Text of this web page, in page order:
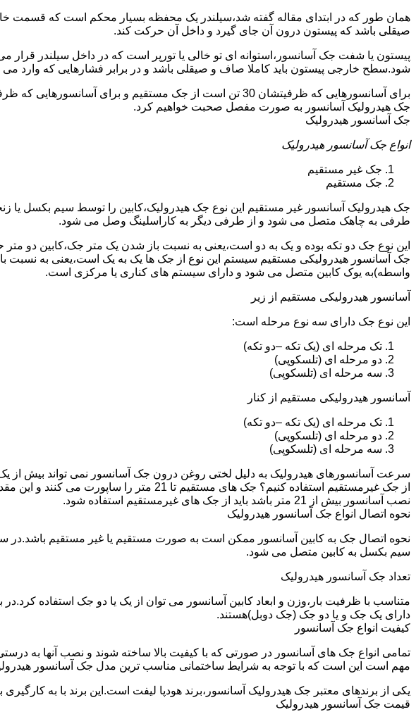
همان طور که در ابتدای مقاله گفته شد،سیلندر یک محفظه بسیار محکم است که قسمت
صیقلی باشد که پیستون درون آن جای گیرد و داخل آن حرکت کند.
پیستون یا شفت جک آسانسور،استوانه ای تو خالی یا تورپر است که در داخل سیلندر
شود.سطح خارجی پیستون باید کاملا صاف و صیقلی باشد و در برابر فشارهایی که وارد می
جک هیدرولیک آسانسور به صورت مفصل صحبت خواهیم کرد.
جک آسانسور هیدرولیک
انواع جک آسانسور هیدرولیک
جک غیر مستقیم
جک مستقیم
جک هیدرولیک آسانسور غیر مستقیم این نوع جک هیدرولیک،کابین را توسط سیم بکسل
طرفی به چاهک متصل می شود و از طرفی دیگر به کاراسلینگ وصل می شود.
این نوع جک دو تکه بوده و یک به دو است،یعنی به نسبت باز شدن یک متر جک،کابین دو
جک آسانسور هیدرولیکی مستقیم سیستم این نوع از جک ها یک به یک است،یعنی به نسبت
واسطه)به یوک کابین متصل می شود و دارای سیستم های کناری یا مرکزی است.
آسانسور هیدرولیکی مستقیم از زیر
این نوع جک دارای سه نوع مرحله است:
تک مرحله ای (یک تکه –دو تکه)
دو مرحله ای (تلسکوپی)
سه مرحله ای (تلسکوپی)
آسانسور هیدرولیکی مستقیم از کنار
تک مرحله ای (یک تکه –دو تکه)
دو مرحله ای (تلسکوپی)
سه مرحله ای (تلسکوپی)
سرعت آسانسورهای هیدرولیک به دلیل لختی روغن درون جک آسانسور نمی تواند بیش از
نصب آسانسور بیش از 21 متر باشد باید از جک های غیرمستقیم استفاده شود.
نحوه اتصال انواع جک آسانسور هیدرولیک
نحوه اتصال جک به کابین آسانسور ممکن است به صورت مستقیم یا غیر مستقیم
سیم بکسل به کابین متصل می شود.
تعداد جک آسانسور هیدرولیک
متناسب با ظرفیت بار،وزن و ابعاد کابین آسانسور می توان از یک یا دو جک استفاده
دارای یک جک و یا دو جک (جک دوبل)هستند.
کیفیت انواع جک آسانسور
تمامی انواع جک های آسانسور در صورتی که با کیفیت بالا ساخته شوند و نصب آنها به
مهم است این است که با توجه به شرایط ساختمانی مناسب ترین مدل جک آسانسور
یکی از برندهای معتبر جک هیدرولیک آسانسور،برند هودپا لیفت است.این برند با به
قیمت جک آسانسور هیدرولیک